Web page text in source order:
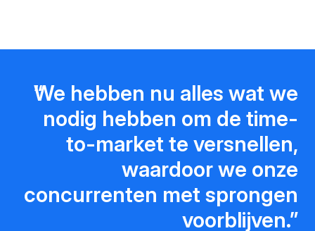
We hebben nu alles wat we
nodig hebben om de time-
to-market te versnellen,
waardoor we onze
concurrenten met sprongen
voorblijven.